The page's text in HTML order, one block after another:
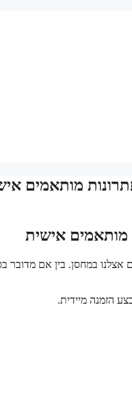
מותאמים
מותאמים אישית
אצלנו במחסן. בין אם
הזמנה מיידית.